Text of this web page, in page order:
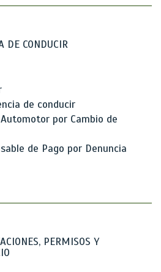
DE CONDUCIR
de conducir
por Cambio de
de Pago por Denuncia
PERMISOS Y